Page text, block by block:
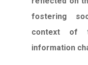
fostering
context of
information